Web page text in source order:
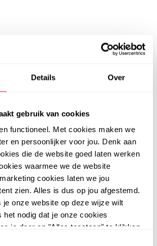
Details Over
gebruik van cookies
functioneel. Met cookies maken we
en persoonlijker voor jou. Denk aan
die de website goed laten werken
waarmee we de website
cookies laten we jou
zien. Alles is dus op jou afgestemd.
je onze website op deze wijze wilt
het nodig dat je onze cookies
je door op "Alles toestaan" te klikken.